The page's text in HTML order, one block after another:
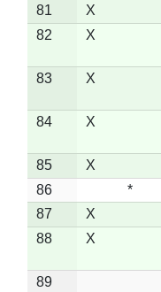
81 X
82
X
83 X
84 X
85 X
86
*
87
X
88
X
89